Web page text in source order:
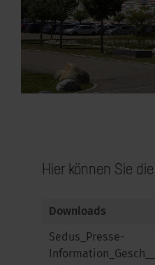
Hier können Sie
Downloads
Sedus_Presse-